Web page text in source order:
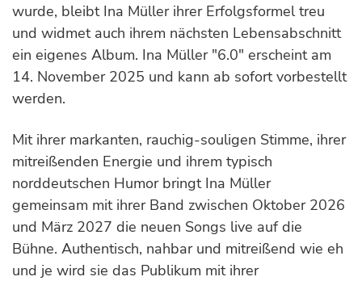
wurde, bleibt Ina Müller ihrer Erfolgsformel treu
und widmet auch ihrem nächsten Lebensabschnitt
ein eigenes Album. Ina Müller "6.0" erscheint am
14. November 2025 und kann ab sofort vorbestellt
werden.
Mit ihrer markanten, rauchig-souligen Stimme, ihrer
mitreißenden Energie und ihrem typisch
norddeutschen Humor bringt Ina Müller
gemeinsam mit ihrer Band zwischen Oktober 2026
und März 2027 die neuen Songs live auf die
Bühne. Authentisch, nahbar und mitreißend wie eh
und je wird sie das Publikum mit ihrer